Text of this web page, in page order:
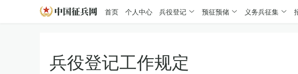
首页 个人中心 兵役登记 预征预储 义务兵征集
兵役登记工作规定